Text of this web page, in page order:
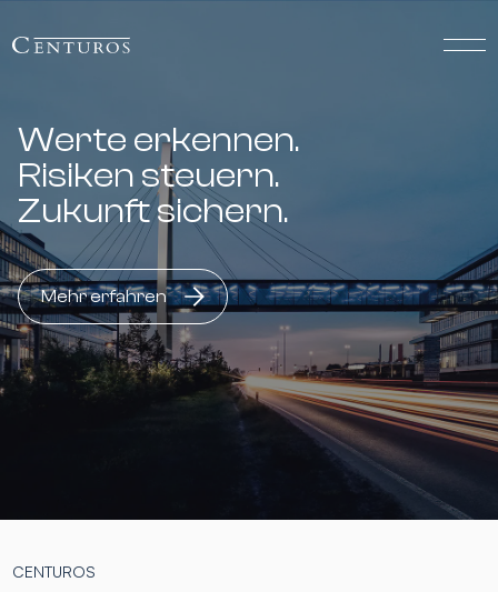
Werte erkennen.
Risiken steuern.
Zukunft sichern.
Mehr erfahren
CENTUROS